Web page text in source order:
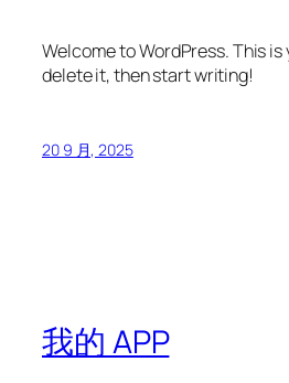
Welcome to WordPress. This
delete it, then start writing!
20 9 月, 2025
我的 APP